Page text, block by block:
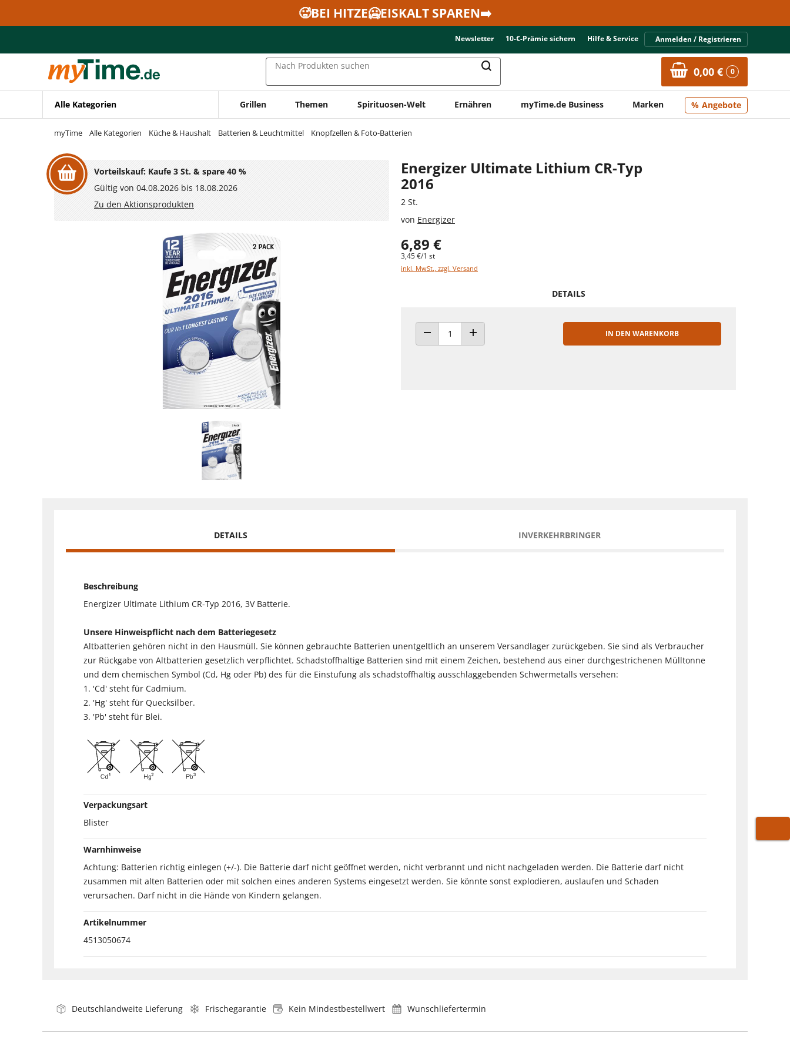
Zur Navigation springen
🥵BEI HITZE🥶EISKALT SPAREN➡️
Newsletter 10-€-Prämie sichern Hilfe & Service Anmelden / Registrieren
Nach Produkten suchen 0,00 € 0
Alle Kategorien Grillen Themen Spirituosen-Welt Ernähren myTime.de Business Marken Angebote
myTime Alle Kategorien Küche & Haushalt Batterien & Leuchtmittel Knopfzellen & Foto-Batterien
Vorteilskauf: Kaufe 3 St. & spare 40 %
Gültig von 04.08.2026 bis 18.08.2026
Zu den Aktionsprodukten
Energizer Ultimate Lithium CR-Typ
2016
2 St.
von Energizer
6,89 €
3,45 €/1 st
inkl. MwSt., zzgl. Versand
DETAILS
ANZAHL VERRINGERNANZAHL ERHÖHEN
IN DEN WARENKORB
DETAILS INVERKEHRBRINGER
Beschreibung
Energizer Ultimate Lithium CR-Typ 2016, 3V Batterie.
Unsere Hinweispflicht nach dem Batteriegesetz
Altbatterien gehören nicht in den Hausmüll. Sie können gebrauchte Batterien unentgeltlich an unserem Versandlager zurückgeben. Sie sind als Verbraucher
zur Rückgabe von Altbatterien gesetzlich verpflichtet. Schadstoffhaltige Batterien sind mit einem Zeichen, bestehend aus einer durchgestrichenen Mülltonne
und dem chemischen Symbol (Cd, Hg oder Pb) des für die Einstufung als schadstoffhaltig ausschlaggebenden Schwermetalls versehen:
1. 'Cd' steht für Cadmium.
2. 'Hg' steht für Quecksilber.
3. 'Pb' steht für Blei.
Verpackungsart
Blister
Warnhinweise
Achtung: Batterien richtig einlegen (+/-). Die Batterie darf nicht geöffnet werden, nicht verbrannt und nicht nachgeladen werden. Die Batterie darf nicht
zusammen mit alten Batterien oder mit solchen eines anderen Systems eingesetzt werden. Sie könnte sonst explodieren, auslaufen und Schaden
verursachen. Darf nicht in die Hände von Kindern gelangen.
Artikelnummer
4513050674
Deutschlandweite Lieferung Frischegarantie Kein Mindestbestellwert Wunschliefertermin